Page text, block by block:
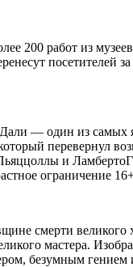
200 работ из
посетителей
— один из самых
перевернул
и
ограничение
смерти великого
мастера.
безумным